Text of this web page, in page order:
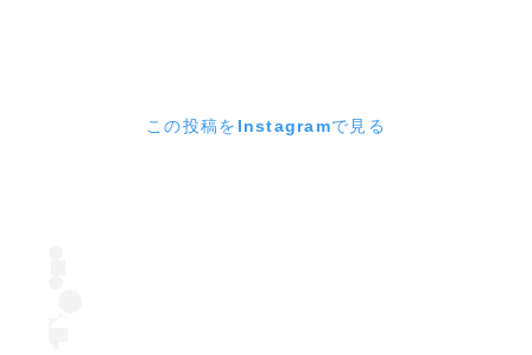
この投稿をInstagramで見る